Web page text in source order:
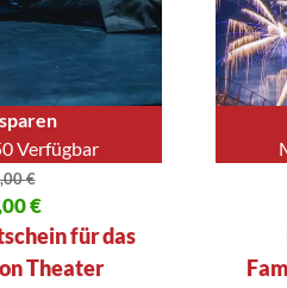
Verfügbar
€
war: 50,00 €
€
28,00 €.für das
Theater